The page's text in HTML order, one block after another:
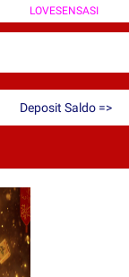
LOVESENSASI
Deposit Saldo =>